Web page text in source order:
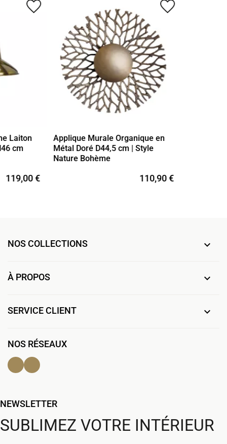
Laiton
cm
119,00 €
favorite_border
Applique Murale Organique en
Métal Doré D44,5 cm | Style
Nature Bohème
110,90 €
favorite_border
NOS COLLECTIONS 
À PROPOS 
SERVICE CLIENT 
NOS RÉSEAUX
Facebook
NEWSLETTER
SUBLIMEZ VOTRE INTÉRIEUR